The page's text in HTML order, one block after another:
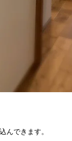
んできます。